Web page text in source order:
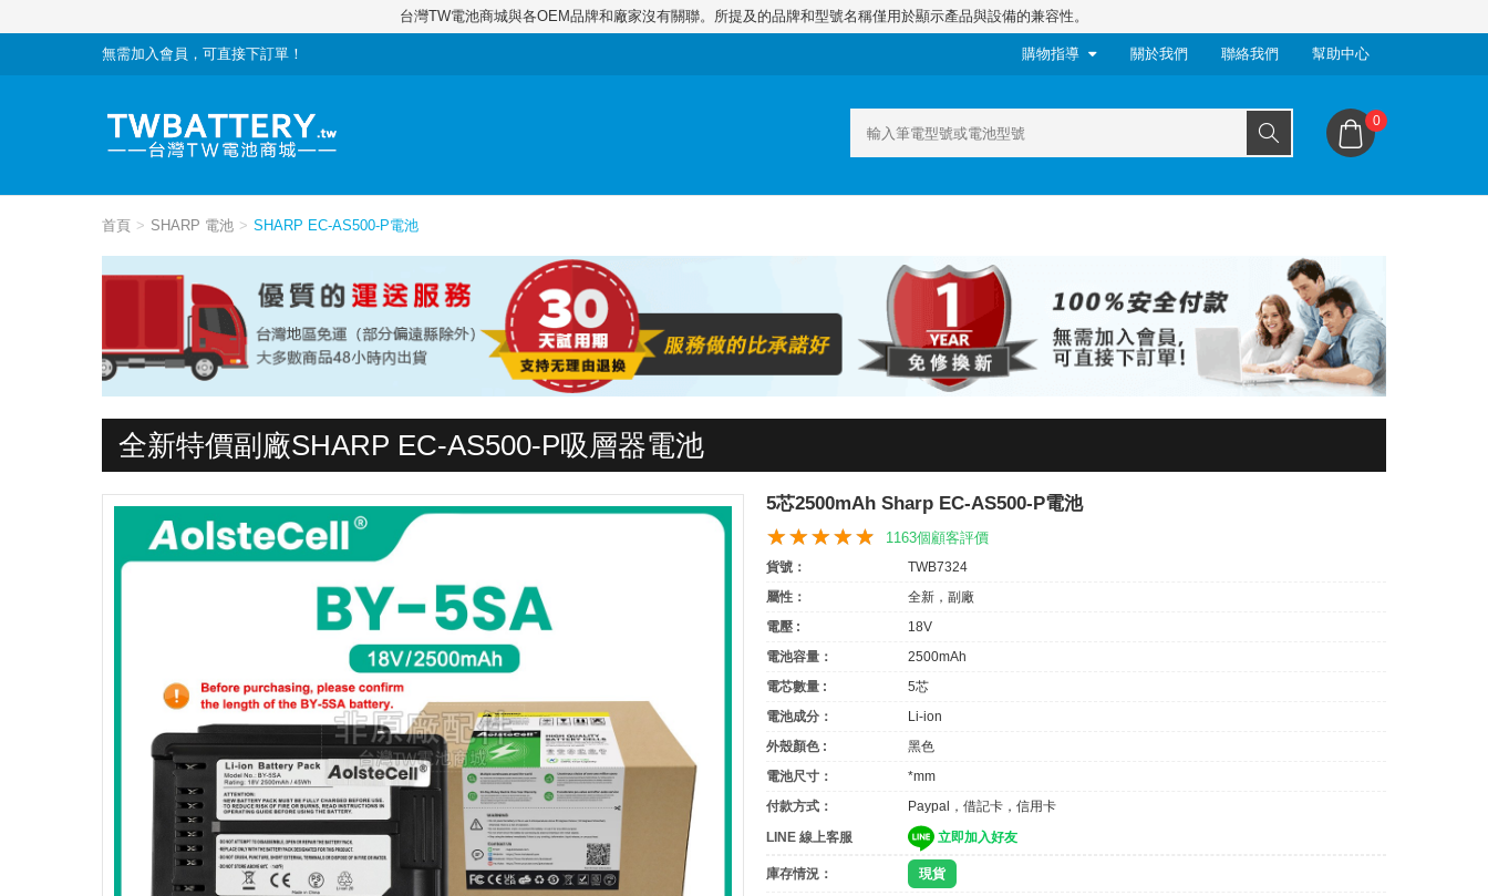
台灣TW電池商城與各OEM品牌和廠家沒有關聯。所提及的品牌和型號名稱僅用於顯示產品與設備的兼容性。
無需加入會員，可直接下訂單！ 購物指導 關於我們 聯絡我們 幫助中心
0
首頁 SHARP 電池 SHARP EC-AS500-P電池
全新特價副廠SHARP EC-AS500-P吸層器電池
5芯2500mAh Sharp EC-AS500-P電池
1163個顧客評價
貨號：
TWB7324
屬性：
全新，副廠
電壓 :
18V
電池容量：
2500mAh
電芯數量 :
5芯
電池成分：
Li-ion
外殼顏色 :
黑色
電池尺寸：
*mm
付款方式：
Paypal，借記卡，信用卡
LINE 線上客服
立即加入好友
庫存情況： 現貨